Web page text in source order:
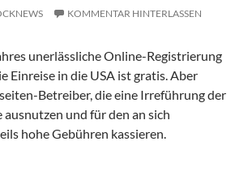
KOMMENTAR HINTERLASSEN
unerlässliche Online-Registrierung
Einreise in die USA ist gratis. Aber
Betreiber, die eine Irreführung der
ausnutzen und für den an sich
hohe Gebühren kassieren.
bei der Online-Registrierung